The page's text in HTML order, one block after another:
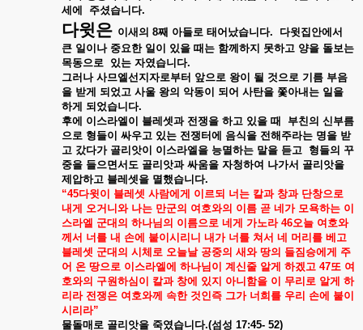
세에
주셨습니다.
다윗은 이새의 8째 아들로 태어났습니다.
다윗집안에서
큰 일이나 중요한 일이 있을 때는 함께하지 못하고 양을 돌보는
목동으로 있는 자였습니다.
그러나 사므엘선지자로부터 앞으로 왕이 될 것으로 기름 부음
을 받게 되었고 사울 왕의 악동이 되어 사탄을 쫓아내는 일을
하게 되었습니다.
후에 이스라엘이 블레셋과 전쟁을 하고 있을 때 부친의 신부름
으로 형들이 싸우고 있는 전쟁터에 음식을 전해주라는 명을 받
고 갔다가 골리앗이 이스라엘을 능멸하는 말을 듣고 형들의 꾸
중을 들으면서도 골리앗과 싸움을 자청하여 나가서 골리앗을
제압하고 블레셋을 멸했습니다.
“45다윗이 블레셋 사람에게 이르되 너는 칼과 창과 단창으로
내게 오거니와 나는 만군의 여호와의 이름 곧 네가 모욕하는 이
스라엘 군대의 하나님의 이름으로 네게 가노라46오늘 여호와
께서 너를 내 손에 붙이시리니 내가 너를 쳐서 네 머리를 베고
블레셋 군대의 시체로 오늘날 공중의 새와 땅의 들짐승에게 주
어 온 땅으로 이스라엘에 하나님이 계신줄 알게 하겠고 47또 여
호와의 구원하심이 칼과 창에 있지 아니함을 이 무리로 알게 하
리라 전쟁은 여호와께 속한 것인즉 그가 너희를 우리 손에 붙이
시리라”
물돌매로 골리앗을 죽였습니다.(섬성 17:45- 52)